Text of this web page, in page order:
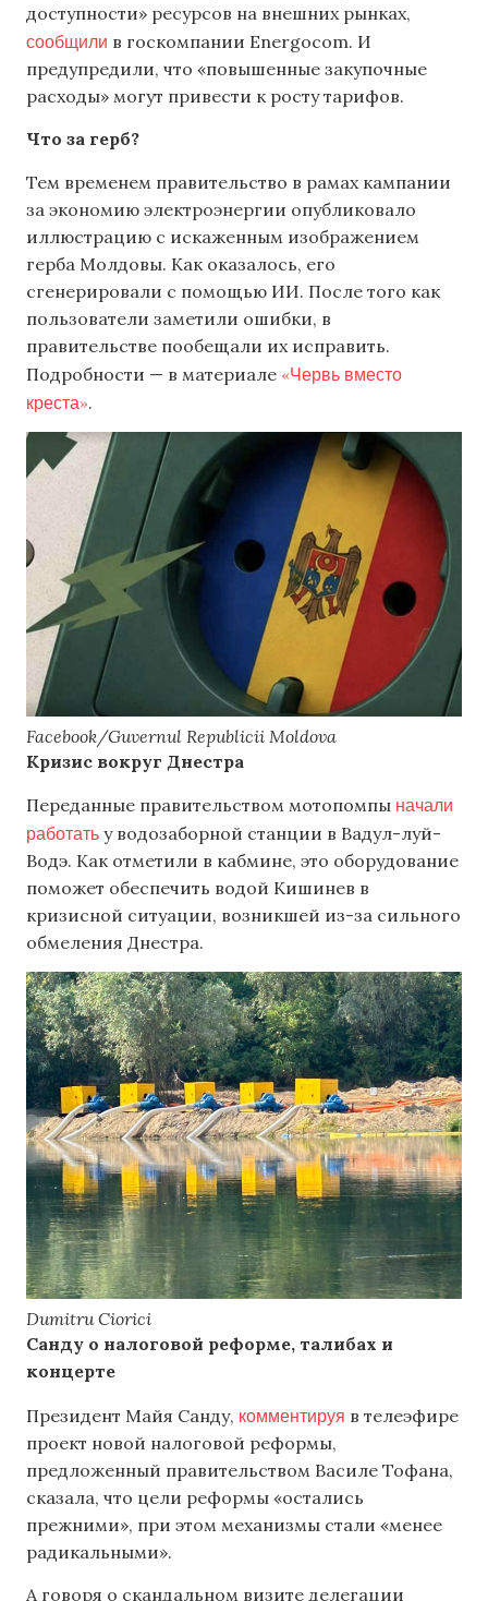
доступности» ресурсов на внешних рынках,
сообщили в госкомпании Energocom. И
предупредили, что «повышенные закупочные
расходы» могут привести к росту тарифов.
Что за герб?
Тем временем правительство в рамах кампании
за экономию электроэнергии опубликовало
иллюстрацию с искаженным изображением
герба Молдовы. Как оказалось, его
сгенерировали с помощью ИИ. После того как
пользователи заметили ошибки, в
правительстве пообещали их исправить.
Подробности — в материале «Червь вместо
креста».
Facebook/Guvernul Republicii Moldova
Кризис вокруг Днестра
Переданные правительством мотопомпы начали
работать у водозаборной станции в Вадул-луй-
Водэ. Как отметили в кабмине, это оборудование
поможет обеспечить водой Кишинев в
кризисной ситуации, возникшей из-за сильного
обмеления Днестра.
Dumitru Ciorici
Санду о налоговой реформе, талибах и
концерте
Президент Майя Санду, комментируя в телеэфире
проект новой налоговой реформы,
предложенный правительством Василе Тофана,
сказала, что цели реформы «остались
прежними», при этом механизмы стали «менее
радикальными».
А говоря о скандальном визите делегации